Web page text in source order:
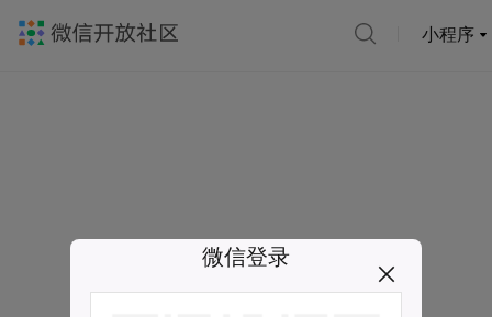
小程序
微信登录